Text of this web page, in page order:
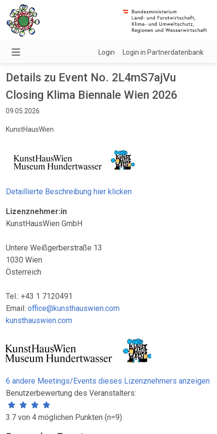
Login Login in Partnerdatenbank
Details zu Event No. 2L4mS7ajVu
Closing Klima Biennale Wien 2026
09.05.2026
KunstHausWien
Detaillierte Beschreibung hier klicken
Lizenznehmer:in
KunstHausWien GmbH
Untere Weißgerberstraße 13
1030 Wien
Österreich
Tel.: +43 1 7120491
Email: office@kunsthauswien.com
kunsthauswien.com
6 andere Meetings/Events dieses Lizenznehmers anzeigen
Benutzerbewertung des Veranstalters:
3.7 von 4 möglichen Punkten (n=9)